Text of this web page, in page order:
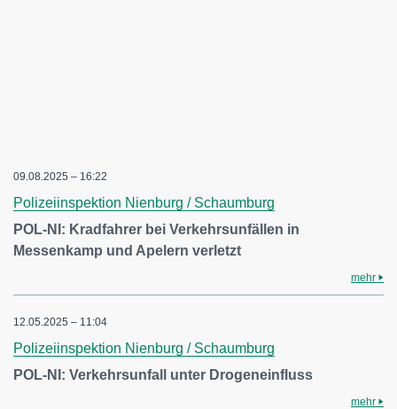
09.08.2025 – 16:22
Polizeiinspektion Nienburg / Schaumburg
POL-NI: Kradfahrer bei Verkehrsunfällen in
Messenkamp und Apelern verletzt
mehr
12.05.2025 – 11:04
Polizeiinspektion Nienburg / Schaumburg
POL-NI: Verkehrsunfall unter Drogeneinfluss
mehr